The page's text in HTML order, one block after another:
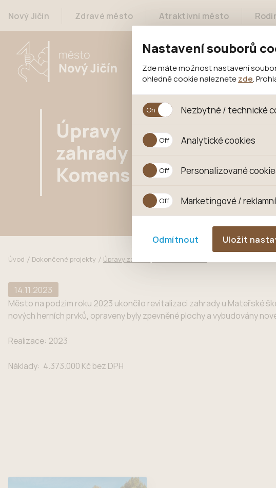
Nastavení souborů
Zde máte možnost nastavení
ohledně cookie naleznete zde.
Nezbytné / technické
Jedná se o technické soubory,
jejich funkcí. Používají se mimo jiné
Analytické cookies
Analytické cookies
anonymizuje. Po anonymizaci se
Personalizované
Personalizované cookies jsou
zajišťuje lepší nákupní zkušenosti.
pomůže vyhnout se nevhodným
Marketingové /
Odmítnout
Uložit
Nový Jičín Zdravé město Atraktivní město
Projekty
Úpravy
zahrady MŠ
Komenského
Úvod Dokončené projekty Úpravy zahrady MŠ Komenského
14.11.2023
Město na podzim roku 2023 ukončilo revitalizaci zahrady u Mateřské
nových herních prvků, opraveny byly zpevněné plochy a vybudovány
Realizace: 2023
Náklady: 4.373.000 Kč bez DPH